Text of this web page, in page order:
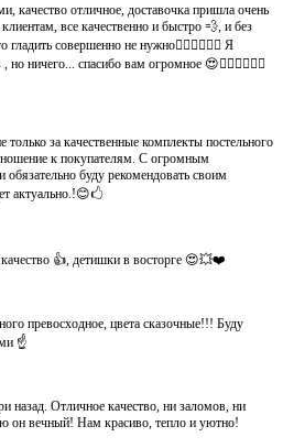
качество отличное, доставочка пришла очень
все качественно и быстро 💨, и без
совершенно не нужно👍🏻👍🏻🙈😄 Я
ничего... спасибо вам огромное 😍👍🏻👍🏻👏🏻
только за качественные комплекты постельного
к покупателям. С огромным
буду рекомендовать своим
актуально.!😊🖒
👍, детишки в восторге 😍💥❤️
превосходное, цвета сказочные!!! Буду
☝️
назад. Отличное качество, ни заломов, ни
он вечный! Нам красиво, тепло и уютно!